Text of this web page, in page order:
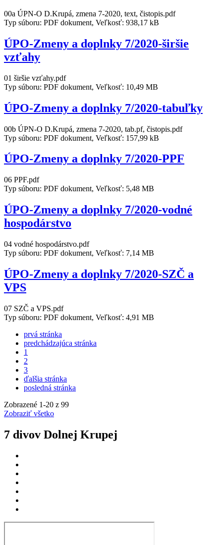
00a ÚPN-O D.Krupá, zmena 7-2020, text, čistopis.pdf
Typ súboru: PDF dokument, Veľkosť: 938,17 kB
ÚPO-Zmeny a doplnky 7/2020-širšie
vzťahy
01 širšie vzťahy.pdf
Typ súboru: PDF dokument, Veľkosť: 10,49 MB
ÚPO-Zmeny a doplnky 7/2020-tabuľky
00b ÚPN-O D.Krupá, zmena 7-2020, tab.pf, čistopis.pdf
Typ súboru: PDF dokument, Veľkosť: 157,99 kB
ÚPO-Zmeny a doplnky 7/2020-PPF
06 PPF.pdf
Typ súboru: PDF dokument, Veľkosť: 5,48 MB
ÚPO-Zmeny a doplnky 7/2020-vodné
hospodárstvo
04 vodné hospodárstvo.pdf
Typ súboru: PDF dokument, Veľkosť: 7,14 MB
ÚPO-Zmeny a doplnky 7/2020-SZČ a
VPS
07 SZČ a VPS.pdf
Typ súboru: PDF dokument, Veľkosť: 4,91 MB
prvá stránka
predchádzajúca stránka
1
2
3
ďalšia stránka
posledná stránka
Zobrazené 1-20 z 99
Zobraziť všetko
7 divov Dolnej Krupej